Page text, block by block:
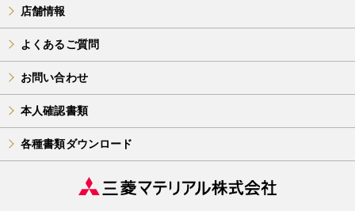
店舗情報
よくあるご質問
お問い合わせ
本人確認書類
各種書類ダウンロード